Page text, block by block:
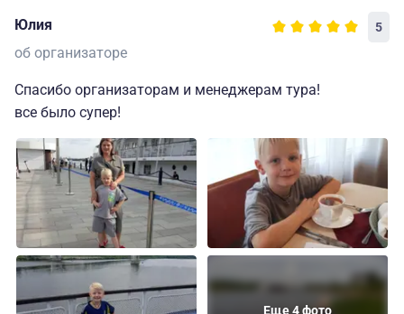
Юлия 5
об организаторе
Спасибо организаторам и менеджерам тура!
все было супер!
Еще 4 фото